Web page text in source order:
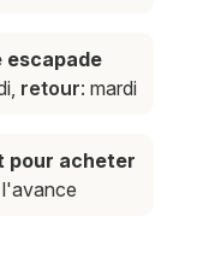
escapade
retour: mardi
pour acheter